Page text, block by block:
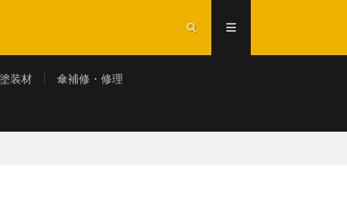
塗装材 傘補修・修理